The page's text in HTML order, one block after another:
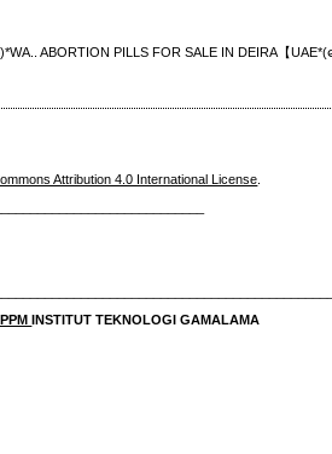
ABORTION PILLS FOR SALE IN DEIRA【
Attribution 4.0 International License
INSTITUT TEKNOLOGI GAMALAMA